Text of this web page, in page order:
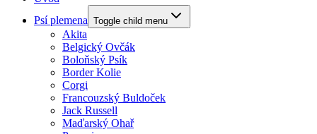
Psí plemena Toggle child menu
Akita
Belgický Ovčák
Boloňský Psík
Border Kolie
Corgi
Francouzský Buldoček
Jack Russell
Maďarský Ohař